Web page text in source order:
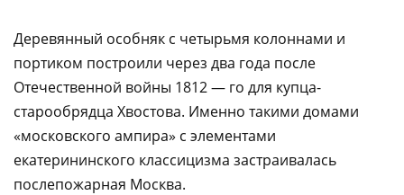
Деревянный особняк с четырьмя колоннами и
портиком построили через два года после
Отечественной войны 1812 — го для купца-
старообрядца Хвостова. Именно такими домами
«московского ампира» с элементами
екатерининского классицизма застраивалась
послепожарная Москва.